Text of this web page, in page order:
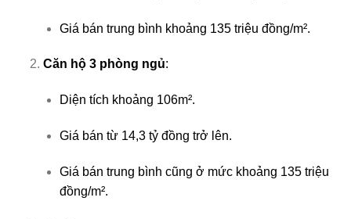
Giá bán trung bình khoảng 135 triệu đồng/m².
Căn hộ 3 phòng ngủ:
Diện tích khoảng 106m².
Giá bán từ 14,3 tỷ đồng trở lên.
Giá bán trung bình cũng ở mức khoảng 135 triệu
đồng/m².